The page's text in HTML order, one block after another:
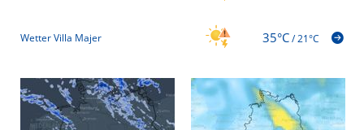
Wetter Villa Majer 35°C/21°C